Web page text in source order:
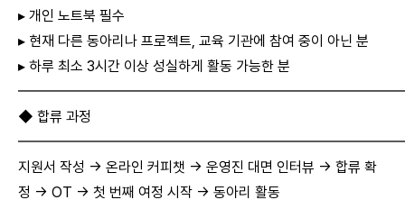
▸ 개인 노트북 필수
▸ 현재 다른 동아리나 프로젝트, 교육 기관에 참여 중이 아닌 분
▸ 하루 최소 3시간 이상 성실하게 활동 가능한 분
◆ 합류 과정
지원서 작성 → 온라인 커피챗 → 운영진 대면 인터뷰 → 합류 확
정 → OT → 첫 번째 여정 시작 → 동아리 활동